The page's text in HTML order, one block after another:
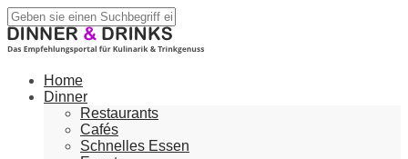
Home
Dinner
Restaurants
Cafés
Schnelles Essen